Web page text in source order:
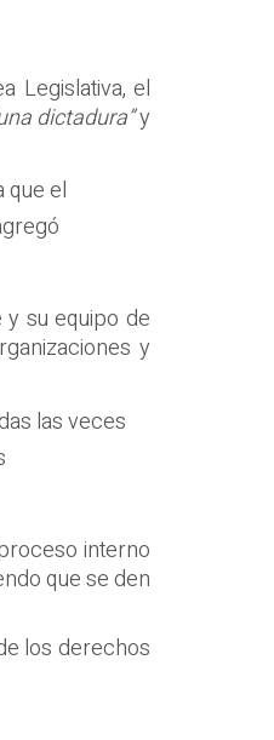
Legislativa, el
dictadura”y
que el
su equipo de
y
las veces
interno
que se den
los derechos